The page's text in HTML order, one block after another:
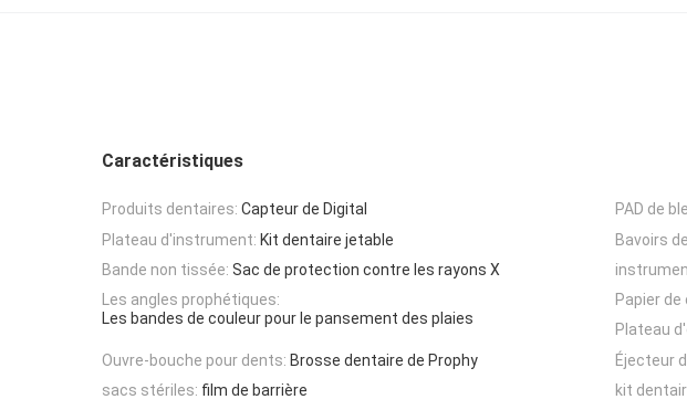
Caractéristiques
Produits dentaires: Capteur de Digital PAD de
Plateau d'instrument: Kit dentaire jetable Bavoirs
Bande non tissée: Sac de protection contre les rayons X
Les angles prophétiques:
Les bandes de couleur pour le pansement des plaies
Papier
Plateau
Ouvre-bouche pour dents: Brosse dentaire de Prophy Éjecteur
sacs stériles: film de barrière kit